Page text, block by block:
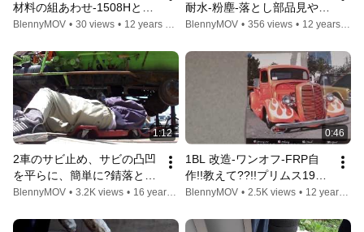
材料の組あわせ-1508Hと
1588H/工場コンクリ-床フロ
防止-耐水-粉塵-落とし部品-
水分]GM-7775ゴム自作
BlennyMOV • 30 views • 12 years ago
耐水-粉塵-落とし部品見やす
さ-ブース]だから自分で/柔
作ゴムの入手はどうする?
BlennyMOV • 356 views • 12 years ago
1:12
2車のサビ止め、サビの凸凹
を平らに、簡単に?錆落とし
作業-2　 白パテGM-2100,ど
鈑金修理2010年05月30日
BlennyMOV • 3.2K views •
0:46
1BL 改造-ワンオフ-FRP自
作!!教えて??!!プリムス1935
年アメ車-得意,自動車クライ
やGM-8300,白パテ,GM6800
BlennyMOV • 2.5K views •